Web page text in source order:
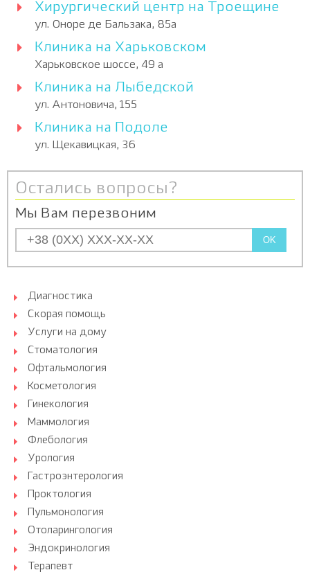
Хирургический центр на Троещине
ул. Оноре де Бальзака, 85а
Клиника на Харьковском
Харьковское шоссе, 49 а
Клиника на Лыбедской
ул. Антоновича, 155
Клиника на Подоле
ул. Щекавицкая, 36
Остались вопросы?
Мы Вам перезвоним
OK
Диагностика
Скорая помощь
Услуги на дому
Стоматология
Офтальмология
Косметология
Гинекология
Маммология
Флебология
Урология
Гастроэнтерология
Проктология
Пульмонология
Отоларингология
Эндокринология
Терапевт